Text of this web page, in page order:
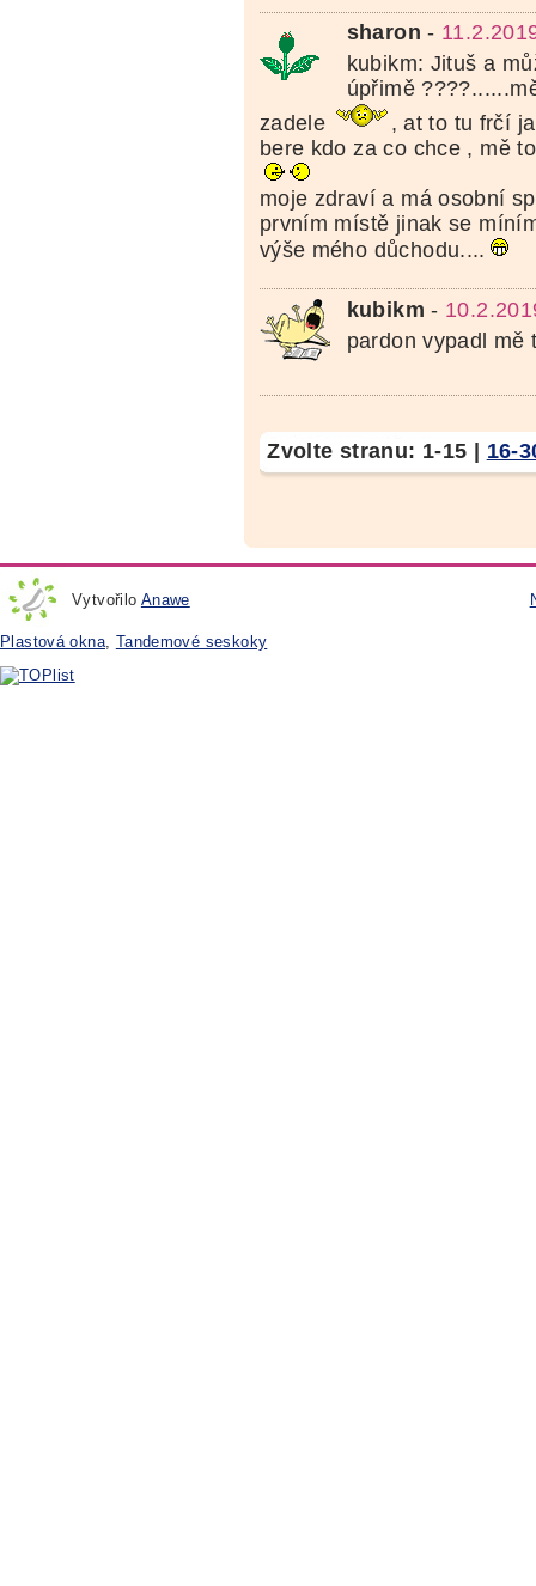
sharon -
kubikm: Jituš a
úpřimě
zadele
, at to tu frčí
bere kdo za co chce , mě
moje zdraví a má osobní
prvním místě jinak se
výše mého důchodu....
kubikm -
pardon vypadl mě
Zvolte stranu: 1-15 16-
Vytvořilo Anawe
Plastová okna, Tandemové seskoky